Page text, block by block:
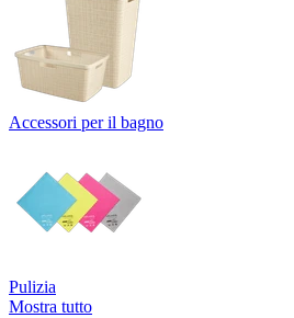
Accessori per il bagno
Pulizia
Mostra tutto